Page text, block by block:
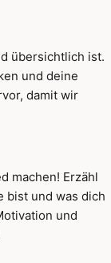
übersichtlich ist.
und deine
damit wir
machen! Erzähl
bist und was dich
und